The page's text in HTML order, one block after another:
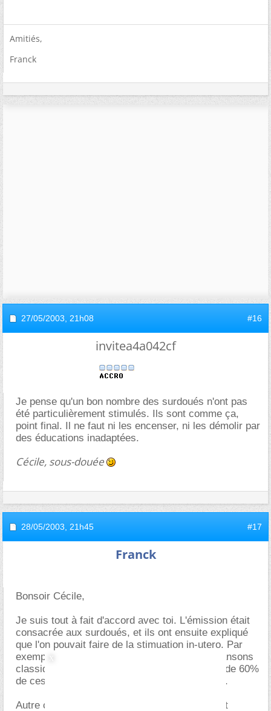
Amitiés,
Franck
27/05/2003, 21h08 #16
invitea4a042cf
Je pense qu'un bon nombre des surdoués n'ont pas
été particulièrement stimulés. Ils sont comme ça,
point final. Il ne faut ni les encenser, ni les démolir par
des éducations inadaptées.
Cécile, sous-douée
28/05/2003, 21h45 #17
Franck
Bonsoir Cécile,
Je suis tout à fait d'accord avec toi. L'émission était
consacrée aux surdoués, et ils ont ensuite expliqué
que l'on pouvait faire de la stimuation in-utero. Par
exemple en faisant écouter aux bébés des chansons
classiques pendant la grossesse, et bien plus de 60%
de ces enfants aimerons la musique classique.
Autre chose aussi, après la naissance et avant